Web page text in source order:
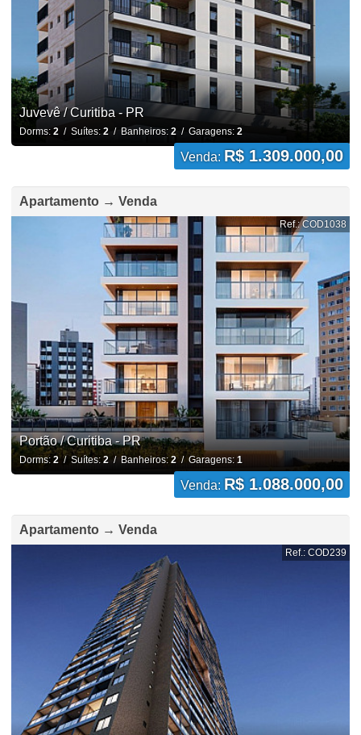
Juvevê / Curitiba - PR
Dorms: 2/ Suítes: 2/ Banheiros: 2/ Garagens: 2
Venda: R$ 1.309.000,00
Apartamento → Venda
Ref.: COD1038
Portão / Curitiba - PR
Dorms: 2/ Suítes: 2/ Banheiros:2/ Garagens: 1
Venda: R$ 1.088.000,00
Apartamento → Venda
Ref.: COD239